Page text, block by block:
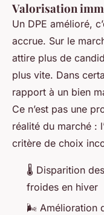
Valorisation
Un DPE amélioré,
accrue. Sur le
attire plus de
plus vite. Dans
rapport à un bien
Ce n’est pas une
réalité du marché :
critère de choix
🌡️ Disparition
froides en hiver
🌬️ Amélioration